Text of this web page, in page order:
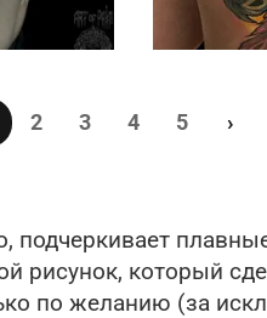
Страница
2 Страница
3 Страница
4 Страница
5 ›
подчеркивает
рисунок, который
по желанию (за